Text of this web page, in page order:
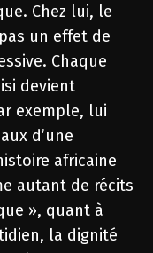
Chez lui, le
un effet de
Chaque
devient
exemple, lui
d’une
africaine
autant de récits
», quant à
la dignité